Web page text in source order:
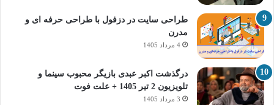
طراحی سایت در دزفول با طراحی حرفه‌ ای و
مدرن
4 مرداد 1405
درگذشت اکبر عبدی بازیگر محبوب سینما و
تلویزیون 2 تیر 1405 + علت فوت
3 مرداد 1405